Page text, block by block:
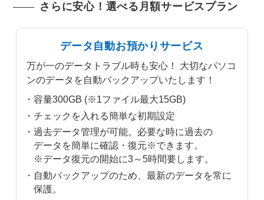
さらに安心！選べる月額サービスプラン
データ自動お預かりサービス
万が一のデータトラブル時も安心！ 大切なパソコ
ンのデータを自動バックアップいたします！
容量300GB (※1ファイル最大15GB)
チェックを入れる簡単な初期設定
過去データ管理が可能。必要な時に過去の
データを簡単に確認・復元※できます。
※データ復元の開始に3～5時間要します。
自動バックアップのため、最新のデータを常に
保護。